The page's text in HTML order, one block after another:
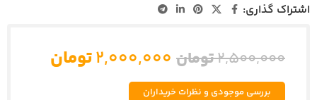
اشتراک گذاری:
۲,۵۰۰,۰۰۰تومان ۲,۰۰۰,۰۰۰تومان
بررسی موجودی و نظرات خریداران